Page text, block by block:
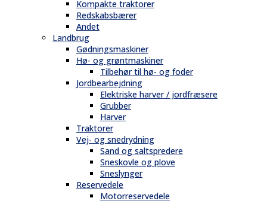
Kompakte traktorer
Redskabsbærer
Andet
Landbrug
Gødningsmaskiner
Hø- og grøntmaskiner
Tilbehør til hø- og foder
Jordbearbejdning
Elektriske harver / jordfræsere
Grubber
Harver
Traktorer
Vej- og snedrydning
Sand og saltspredere
Sneskovle og plove
Sneslynger
Reservedele
Motorreservedele